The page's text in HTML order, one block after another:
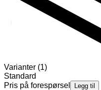
Varianter (1)
Standard
Pris på forespørsel
Legg til